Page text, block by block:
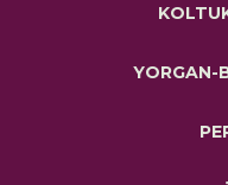
YORGAN-